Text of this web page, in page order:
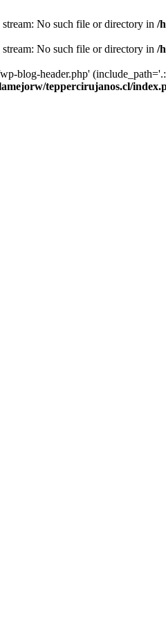
No such file or directory in /
No such file or directory in /
blog-header.php'
teppercirujanos.cl/